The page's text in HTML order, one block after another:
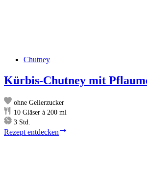
Chutney
Kürbis-Chutney mit
ohne Gelierzucker
10 Gläser à 200 ml
3 Stunden
Std.
Rezept entdecken